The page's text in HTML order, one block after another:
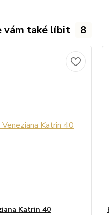
vám také líbit 8
Katrin 40